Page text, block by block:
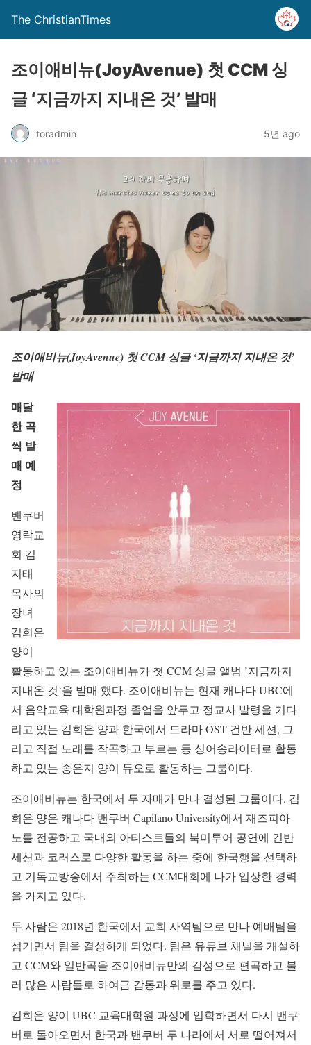
The ChristianTimes
조이애비뉴(JoyAvenue) 첫 CCM 싱
글 ‘지금까지 지내온 것’ 발매
toradmin 5년 ago
조이애비뉴(JoyAvenue) 첫 CCM 싱글 ‘지금까지 지내온 것’
발매
매달
한 곡
씩 발
매 예
정
밴쿠버
영락교
회 김
지태
목사의
장녀
김희은
양이
활동하고 있는 조이애비뉴가 첫 CCM 싱글 앨범 ’지금까지
지내온 것‘을 발매 했다. 조이애비뉴는 현재 캐나다 UBC에
서 음악교육 대학원과정 졸업을 앞두고 정교사 발령을 기다
리고 있는 김희은 양과 한국에서 드라마 OST 건반 세션, 그
리고 직접 노래를 작곡하고 부르는 등 싱어송라이터로 활동
하고 있는 송은지 양이 듀오로 활동하는 그룹이다.
조이애비뉴는 한국에서 두 자매가 만나 결성된 그룹이다. 김
희은 양은 캐나다 밴쿠버 Capilano University에서 재즈피아
노를 전공하고 국내외 아티스트들의 북미투어 공연에 건반
세션과 코러스로 다양한 활동을 하는 중에 한국행을 선택하
고 기독교방송에서 주최하는 CCM대회에 나가 입상한 경력
을 가지고 있다.
두 사람은 2018년 한국에서 교회 사역팀으로 만나 예배팀을
섬기면서 팀을 결성하게 되었다. 팀은 유튜브 채널을 개설하
고 CCM와 일반곡을 조이애비뉴만의 감성으로 편곡하고 불
러 많은 사람들로 하여금 감동과 위로를 주고 있다.
김희은 양이 UBC 교육대학원 과정에 입학하면서 다시 밴쿠
버로 돌아오면서 한국과 밴쿠버 두 나라에서 서로 떨어져서